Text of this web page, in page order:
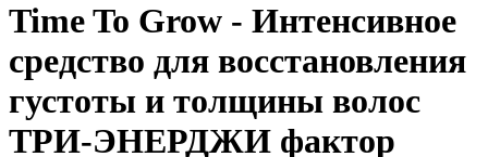
Time To Grow - Интенсивное
средство для восстановления
густоты и толщины волос
ТРИ-ЭНЕРДЖИ фактор